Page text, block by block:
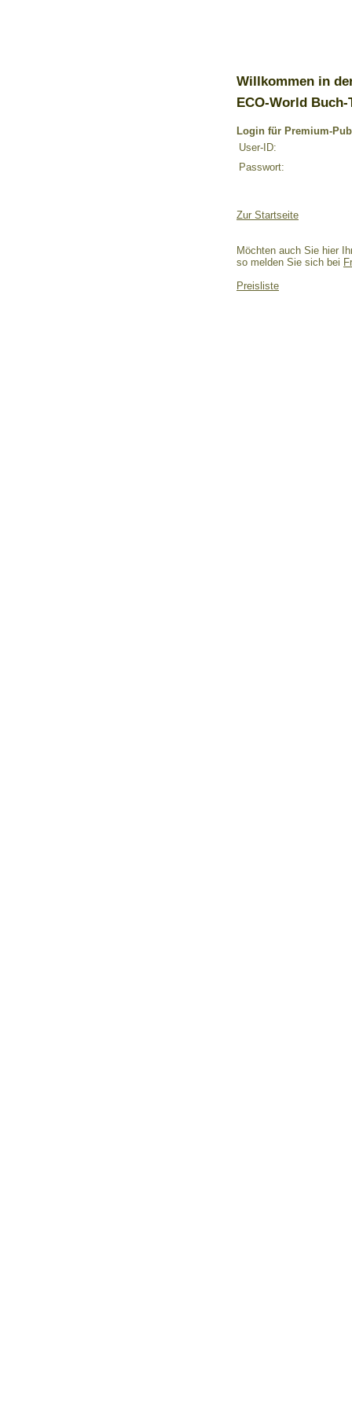
Willkommen in
ECO-World Buch-
Login für Premium-
User-ID:
Passwort:
Zur Startseite
Möchten auch Sie hier
so melden Sie sich bei
Preisliste